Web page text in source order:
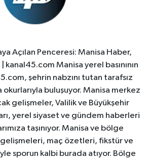
Açılan Penceresi: Manisa Haber,
kanal45.com Manisa yerel basınının
şehrin nabzını tutan tarafsız
okurlarıyla buluşuyor. Manisa merkez
gelişmeler, Valilik ve Büyükşehir
yerel siyaset ve gündem haberleri
taşınıyor. Manisa ve bölge
maç özetleri, fikstür ve
sporun kalbi burada atıyor. Bölge